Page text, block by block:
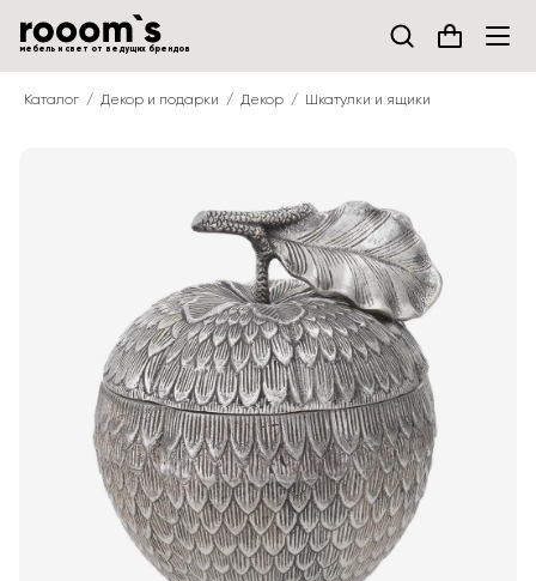
мебель и свет от ведущих брендов
Каталог Декор и подарки Декор Шкатулки и ящики